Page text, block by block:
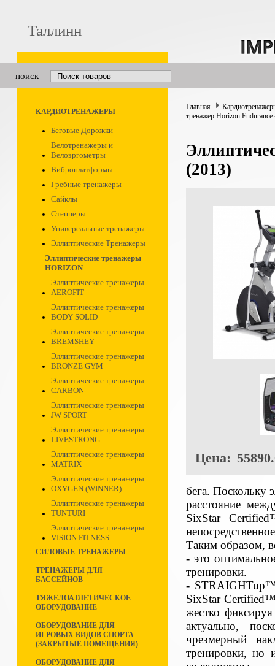
Таллинн
поиск
КАРДИОТРЕНАЖЕРЫ
Беговые Дорожки
Велотренажеры и
Велоэргометры
Виброплатформы
Гребные тренажеры
Сайклы
Степперы
Универсальные тренажеры
Эллиптические Тренажеры
Эллиптические тренажеры
HORIZON
Эллиптические тренажеры
AEROFIT
Эллиптические тренажеры
BODY SOLID
Эллиптические тренажеры
BREMSHEY
Эллиптические тренажеры
BRONZE GYM
Эллиптические тренажеры
CARBON
Эллиптические тренажеры
JW SPORT
Эллиптические тренажеры
LIVESTRONG
Эллиптические тренажеры
MATRIX
Эллиптические тренажеры
OXYGEN (WINNER)
Эллиптические тренажеры
TUNTURI
Эллиптические тренажеры
VISION FITNESS
СИЛОВЫЕ ТРЕНАЖЕРЫ
ТРЕНАЖЕРЫ ДЛЯ
БАССЕЙНОВ
ТЯЖЕЛОАТЛЕТИЧЕСКОЕ
ОБОРУДОВАНИЕ
ОБОРУДОВАНИЕ ДЛЯ
ИГРОВЫХ ВИДОВ СПОРТА
(ЗАКРЫТЫЕ ПОМЕЩЕНИЯ)
ОБОРУДОВАНИЕ ДЛЯ
Главная
тренажер Horizon
(2013)
Цена:
бега. Поскольку
расстояние
SixStar
Таким образом,
- это
тренировки.
-
SixStar Certified™
жестко
актуально,
чрезмерный
тренировки, но